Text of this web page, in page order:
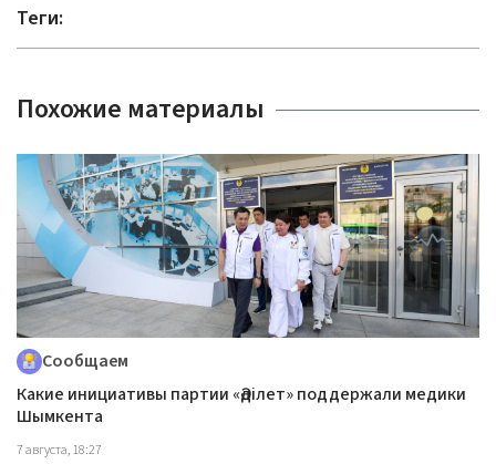
Теги:
Похожие материалы
Сообщаем
Какие инициативы партии «Әділет» поддержали медики
Шымкента
7 августа, 18:27